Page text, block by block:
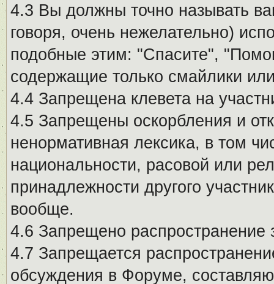
4.3 Вы должны точно называть
говоря, очень нежелательно)
подобные этим: "Спасите",
содержащие только смайлики
4.4 Запрещена клевета на
4.5 Запрещены оскорбления и
ненормативная лексика, в том
национальности, расовой или
принадлежности другого
вообще.
4.6 Запрещено
4.7 Запрещается
обсуждения в Форуме,